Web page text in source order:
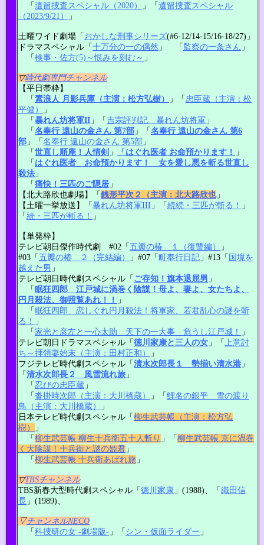
「遺留捜査スペシャル（2020） 」「遺留捜査スペシャル
（2023/9/21）
」
土曜ワイド劇場「 おかしな刑事シリーズ(#6-12/14-15/16-18/27)」
ドラマスペシャル「十万分の一の偶然 」 「 監察の一条さん 」
「検事・佐方(5)～恨みを刻む～ 」
▽時代劇専門チャンネル
【平日帯枠】
「素浪人 月影兵庫（主演：松方弘樹） 」「 忠臣蔵（主演：松
平健）
」
「暴れん坊将軍II 」「吉宗評判記 暴れん坊将軍 」
「名奉行 遠山の金さん 第7部 」「名奉行 遠山の金さん 第6
部 」「名奉行 遠山の金さん 第5部 」
「世直し順庵！人情剣 」 「はぐれ医者 お命預かります！
」
「 はぐれ医者 お命預かります！ 女を愛し悪を斬る世直し
殺法 」
「痛快！三匹のご隠居 」
【北大路欣也劇場】「銭形平次２（主演：北大路欣也」
【土曜一挙放送】「暴れん坊将軍III 」「続続・三匹が斬る！
」
「続・三匹が斬る！ 」
【単発枠】
テレビ朝日傑作時代劇 #02「 五瓣の椿 １（復讐編）
」
#03「 五瓣の椿 ２（完結編） 」#07「町奉行日記 」#13「 国境を
越えた男 」
テレビ朝日時代劇スペシャル「 ご存知！旗本退屈男 」
「眠狂四郎 江戸城に渦巻く陰謀！母よ、妻よ、女たちよ、
円月殺法、御照覧あれ！！
」
「眠狂四郎 恋しぐれ円月殺法！将軍家、若君乱心の謎を斬
る！
」
「家光と彦左と一心太助 天下の一大事 危うし江戸城！
」
テレビ朝日ドラマスペシャル「徳川家康と三人の女 」「 上意討
ち～拝領妻始末（主演：田村正和）
」
フジテレビ時代劇スペシャル「清水次郎長１ 勢揃い清水港 」
「清水次郎長２ 風雪流れ旅 」
「 忍びの忠臣蔵 」
「沓掛時次郎（主演：大川橋蔵） 」「鯉名の銀平 雪の渡り
鳥（主演：大川橋蔵）
」
日本テレビ時代劇スペシャル「柳生武芸帳（主演：松方弘
樹）
」
「柳生武芸帳 柳生十兵衛五十人斬り 」「柳生武芸帳 京に渦巻
く大陰謀！十兵衛と謎の姫君 」
「柳生武芸帳 十兵衛あばれ旅 」
▽TBSチャンネル
TBS新春大型時代劇スペシャル「徳川家康 」(1988)、「織田信
長 」(1989)、
▽チャンネルNECO
「科捜研の女 -劇場版- 」「 シン・仮面ライダー 」